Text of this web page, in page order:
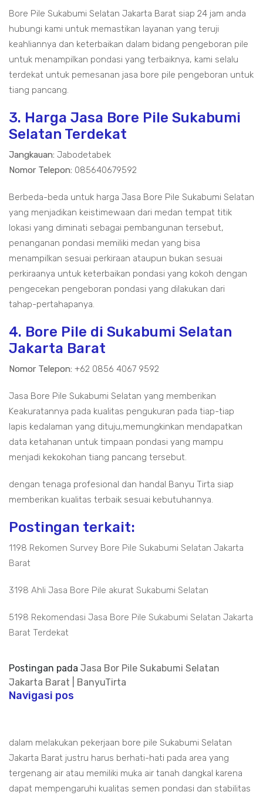
Bore Pile Sukabumi Selatan Jakarta Barat siap 24 jam anda
hubungi kami untuk memastikan layanan yang teruji
keahliannya dan keterbaikan dalam bidang pengeboran pile
untuk menampilkan pondasi yang terbaiknya, kami selalu
terdekat untuk pemesanan jasa bore pile pengeboran untuk
tiang pancang.
3. Harga Jasa Bore Pile Sukabumi
Selatan Terdekat
Jangkauan: Jabodetabek
Nomor Telepon: 085640679592
Berbeda-beda untuk harga Jasa Bore Pile Sukabumi Selatan
yang menjadikan keistimewaan dari medan tempat titik
lokasi yang diminati sebagai pembangunan tersebut,
penanganan pondasi memiliki medan yang bisa
menampilkan sesuai perkiraan ataupun bukan sesuai
perkiraanya untuk keterbaikan pondasi yang kokoh dengan
pengecekan pengeboran pondasi yang dilakukan dari
tahap-pertahapanya.
4. Bore Pile di Sukabumi Selatan
Jakarta Barat
Nomor Telepon: +62 0856 4067 9592
Jasa Bore Pile Sukabumi Selatan yang memberikan
Keakuratannya pada kualitas pengukuran pada tiap-tiap
lapis kedalaman yang dituju,memungkinkan mendapatkan
data ketahanan untuk timpaan pondasi yang mampu
menjadi kekokohan tiang pancang tersebut.
dengan tenaga profesional dan handal Banyu Tirta siap
memberikan kualitas terbaik sesuai kebutuhannya.
Postingan terkait:
1198 Rekomen Survey Bore Pile Sukabumi Selatan Jakarta
Barat
3198 Ahli Jasa Bore Pile akurat Sukabumi Selatan
5198 Rekomendasi Jasa Bore Pile Sukabumi Selatan Jakarta
Barat Terdekat
Postingan pada Jasa Bor Pile Sukabumi Selatan
Jakarta Barat | BanyuTirta
Navigasi pos
dalam melakukan pekerjaan bore pile Sukabumi Selatan
Jakarta Barat justru harus berhati-hati pada area yang
tergenang air atau memiliki muka air tanah dangkal karena
dapat mempengaruhi kualitas semen pondasi dan stabilitas